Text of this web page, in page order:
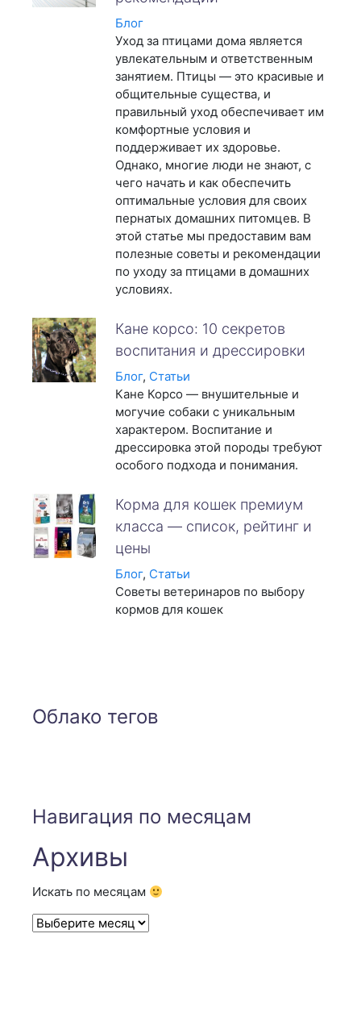
Блог
Уход за птицами дома является
увлекательным и ответственным
занятием. Птицы — это красивые и
общительные существа, и
правильный уход обеспечивает им
комфортные условия и
поддерживает их здоровье.
Однако, многие люди не знают, с
чего начать и как обеспечить
оптимальные условия для своих
пернатых домашних питомцев. В
этой статье мы предоставим вам
полезные советы и рекомендации
по уходу за птицами в домашних
условиях.
Кане корсо: 10 секретов
воспитания и дрессировки
Блог, Статьи
Кане Корсо — внушительные и
могучие собаки с уникальным
характером. Воспитание и
дрессировка этой породы требуют
особого подхода и понимания.
Корма для кошек премиум
класса — список, рейтинг и
цены
Блог, Статьи
Советы ветеринаров по выбору
кормов для кошек
Облако тегов
Навигация по месяцам
Архивы
Искать по месяцам
Архивы